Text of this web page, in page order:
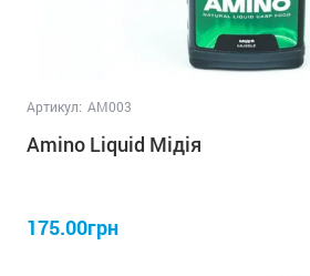
Артикул: AM003
Amino Liquid Мідія
175.00грн